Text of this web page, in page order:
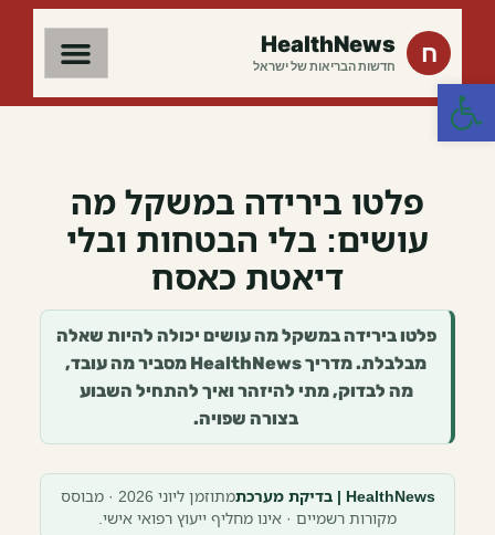
פתח סרגל נגישות
ח HealthNews
חדשות הבריאות של ישראל
פלטו בירידה במשקל מה עושים יכולה להיות שאלה
מבלבלת. מדריך HealthNews מסביר מה עובד,
מה לבדוק, מתי להיזהר ואיך להתחיל השבוע
בצורה שפויה.
פלטו בירידה במשקל מה
עושים: בלי הבטחות ובלי
דיאטת כאסח
HealthNews | בדיקת מערכת
מתוזמן ליוני 2026 · מבוסס
מקורות רשמיים · אינו מחליף ייעוץ רפואי אישי.